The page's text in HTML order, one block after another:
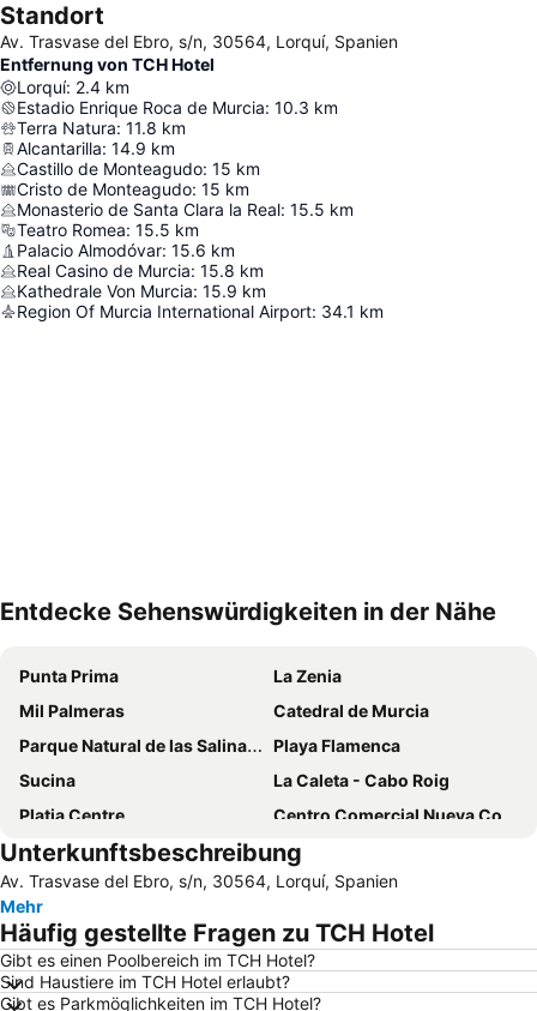
Standort
Av. Trasvase del Ebro, s/n, 30564, Lorquí, Spanien
Entfernung von TCH Hotel
Lorquí: 2.4 km
Estadio Enrique Roca de Murcia: 10.3 km
Terra Natura: 11.8 km
Alcantarilla: 14.9 km
Castillo de Monteagudo: 15 km
Cristo de Monteagudo: 15 km
Monasterio de Santa Clara la Real: 15.5 km
Teatro Romea: 15.5 km
Palacio Almodóvar: 15.6 km
Real Casino de Murcia: 15.8 km
Kathedrale Von Murcia: 15.9 km
Region Of Murcia International Airport: 34.1 km
Entdecke Sehenswürdigkeiten in der Nähe
Punta Prima
La Zenia
Mil Palmeras
Catedral de Murcia
Parque Natural de las Salinas de La Mata-Torrevieja
Playa Flamenca
Sucina
La Caleta - Cabo Roig
Platja Centre
Centro Comercial Nueva Condomina
San Bartolomé
Semana Santa de Murcia
El Carmen
Algezares
La Glea o Campoamor
Torre Vigía Campo de la Horadada
Terra Natura
Los Baños Romanos
El Ranero
Paseo del Malecón
Unterkunftsbeschreibung
Av. Trasvase del Ebro, s/n, 30564, Lorquí, Spanien
Mehr
Häufig gestellte Fragen zu TCH Hotel
Gibt es einen Poolbereich im TCH Hotel?
Sind Haustiere im TCH Hotel erlaubt?
Gibt es Parkmöglichkeiten im TCH Hotel?